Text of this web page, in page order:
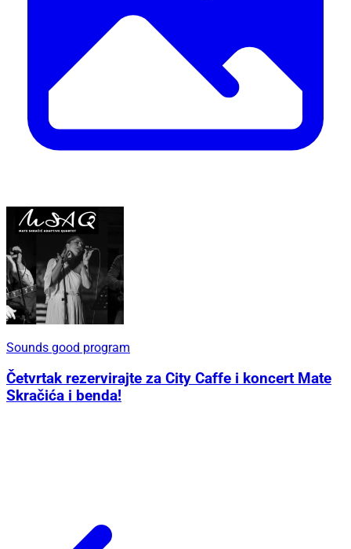
Sounds good program
Četvrtak rezervirajte za City Caffe i koncert Mate
Skračića i benda!